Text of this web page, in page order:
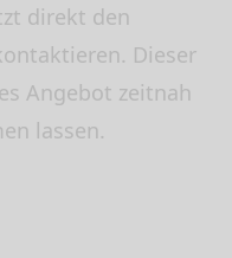
direkt den
Dieser
Angebot zeitnah
lassen.